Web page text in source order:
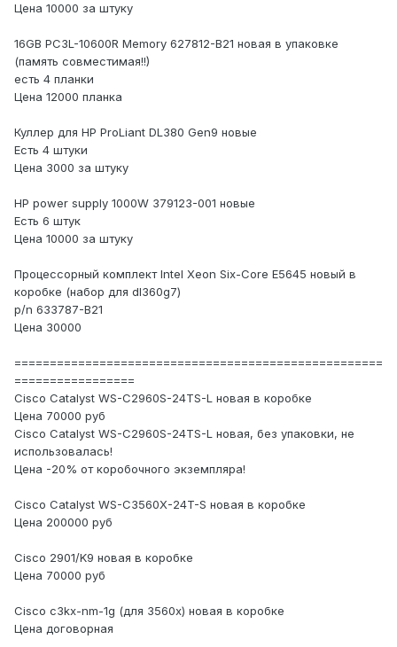
Цена 10000 за штуку
16GB PC3L-10600R Memory 627812-B21 новая в упаковке
(память совместимая!!)
есть 4 планки
Цена 12000 планка
Куллер для HP ProLiant DL380 Gen9 новые
Есть 4 штуки
Цена 3000 за штуку
HP power supply 1000W 379123-001 новые
Есть 6 штук
Цена 10000 за штуку
Процессорный комплект Intel Xeon Six-Core E5645 новый в
коробке (набор для dl360g7)
p/n 633787-B21
Цена 30000
====================================================
=================
Cisco Catalyst WS-C2960S-24TS-L новая в коробке
Цена 70000 руб
Cisco Catalyst WS-C2960S-24TS-L новая, без упаковки, не
использовалась!
Цена -20% от коробочного экземпляра!
Cisco Catalyst WS-C3560X-24T-S новая в коробке
Цена 200000 руб
Cisco 2901/K9 новая в коробке
Цена 70000 руб
Cisco c3kx-nm-1g (для 3560x) новая в коробке
Цена договорная